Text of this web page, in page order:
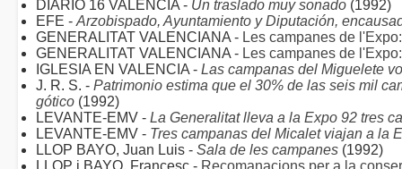
DIARIO 16 VALENCIA - Un traslado muy sonado (1992)
EFE - Arzobispado, Ayuntamiento y Diputación,
GENERALITAT VALENCIANA - Les campanes de
GENERALITAT VALENCIANA - Les campanes de
IGLESIA EN VALENCIA - Las campanas del Miguelete
J. R. S. - Patrimonio estima que el 30% de las seis mil
gótico (1992)
LEVANTE-EMV - La Generalitat lleva a la Expo 92 tres
LEVANTE-EMV - Tres campanas del Micalet viajan a la
LLOP BAYO, Juan Luis - Sala de les campanes (1992)
LLOP i BAYO, Francesc - Recomanacions per a la